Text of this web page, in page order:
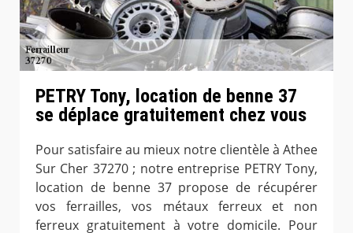
PETRY Tony, location de benne 37
se déplace gratuitement chez vous
Pour satisfaire au mieux notre clientèle à Athee
Sur Cher 37270 ; notre entreprise PETRY Tony,
location de benne 37 propose de récupérer
vos ferrailles, vos métaux ferreux et non
ferreux gratuitement à votre domicile. Pour